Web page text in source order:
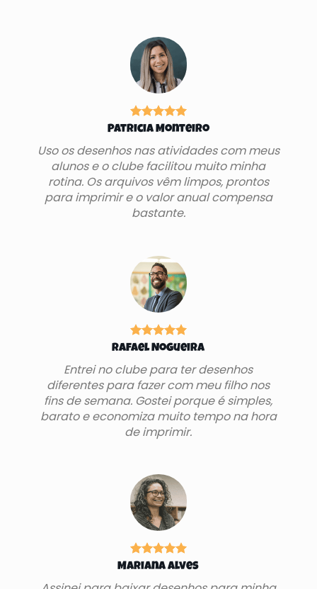
Patricia Monteiro
Uso os desenhos nas atividades com meus
alunos e o clube facilitou muito minha
rotina. Os arquivos vêm limpos, prontos
para imprimir e o valor anual compensa
bastante.
Rafael Nogueira
Entrei no clube para ter desenhos
diferentes para fazer com meu filho nos
fins de semana. Gostei porque é simples,
barato e economiza muito tempo na hora
de imprimir.
Mariana Alves